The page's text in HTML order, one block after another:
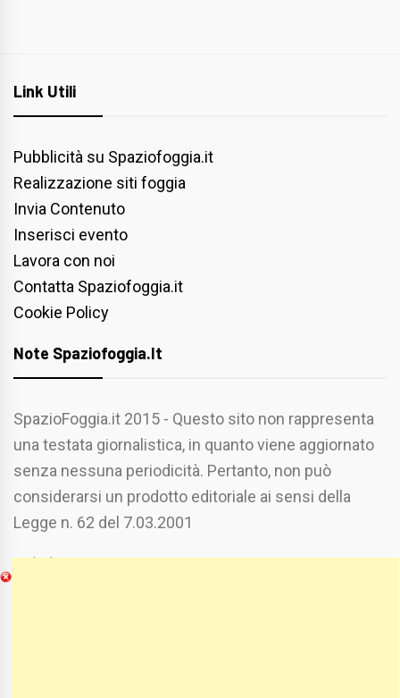
Link Utili
Pubblicità su Spaziofoggia.it
Realizzazione siti foggia
Invia Contenuto
Inserisci evento
Lavora con noi
Contatta Spaziofoggia.it
Cookie Policy
Note Spaziofoggia.it
SpazioFoggia.it 2015 - Questo sito non rappresenta
una testata giornalistica, in quanto viene aggiornato
senza nessuna periodicità. Pertanto, non può
considerarsi un prodotto editoriale ai sensi della
Legge n. 62 del 7.03.2001
Chi Siamo